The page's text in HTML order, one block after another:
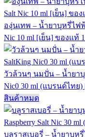
องุ่นเทพ – น้ำยาบุหรี่ไฟฟ้า
Nic 10 ml [เย็น] ของแท้
วัวล้วนๆ นมปั่น – น้ำยาบุ
Nic0 30 ml (แบรนด์ไทย
สินค้าหมด
บลูราสเบอรี่ – น้ำยาบุหรี่